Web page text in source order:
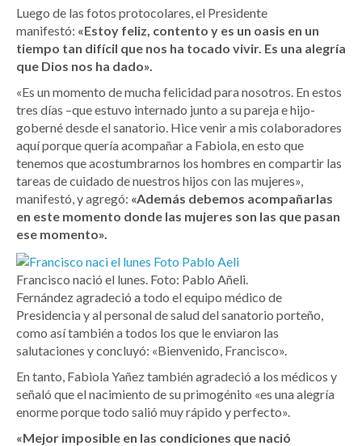
Luego de las fotos protocolares, el Presidente
manifestó: «Estoy feliz, contento y es un oasis en un
tiempo tan difícil que nos ha tocado vivir. Es una alegría
que Dios nos ha dado».
«Es un momento de mucha felicidad para nosotros. En estos
tres días –que estuvo internado junto a su pareja e hijo-
goberné desde el sanatorio. Hice venir a mis colaboradores
aquí porque quería acompañar a Fabiola, en esto que
tenemos que acostumbrarnos los hombres en compartir las
tareas de cuidado de nuestros hijos con las mujeres»,
manifestó, y agregó: «Además debemos acompañarlas
en este momento donde las mujeres son las que pasan
ese momento».
Francisco nació el lunes. Foto: Pablo Añeli.
Fernández agradeció a todo el equipo médico de
Presidencia y al personal de salud del sanatorio porteño,
como así también a todos los que le enviaron las
salutaciones y concluyó: «Bienvenido, Francisco».
En tanto, Fabiola Yañez también agradeció a los médicos y
señaló que el nacimiento de su primogénito «es una alegría
enorme porque todo salió muy rápido y perfecto».
«Mejor imposible en las condiciones que nació